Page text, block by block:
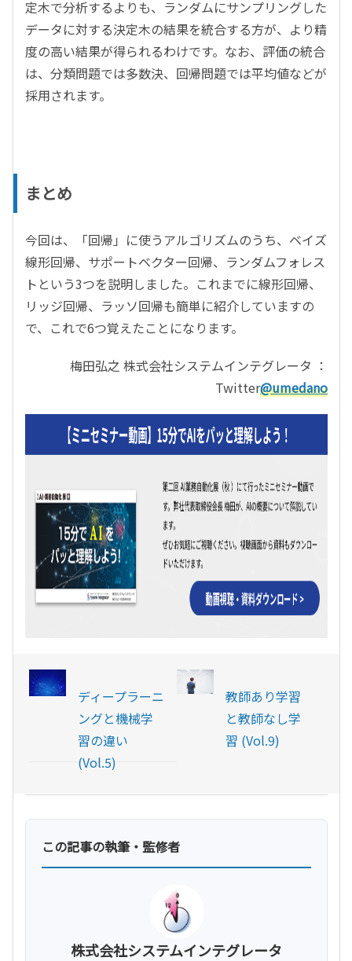
定木で分析するよりも、ランダムにサンプリングした
データに対する決定木の結果を統合する方が、より精
度の高い結果が得られるわけです。なお、評価の統合
は、分類問題では多数決、回帰問題では平均値などが
採用されます。
まとめ
今回は、「回帰」に使うアルゴリズムのうち、ベイズ
線形回帰、サポートベクター回帰、ランダムフォレス
トという3つを説明しました。これまでに線形回帰、
リッジ回帰、ラッソ回帰も簡単に紹介していますの
で、これで6つ覚えたことになります。
梅田弘之 株式会社システムインテグレータ ：
Twitter@umedano
ディープラーニ
ングと機械学
習の違い
(Vol.5)
教師あり学習
と教師なし学
習 (Vol.9)
この記事の執筆・監修者
株式会社システムインテグレータ